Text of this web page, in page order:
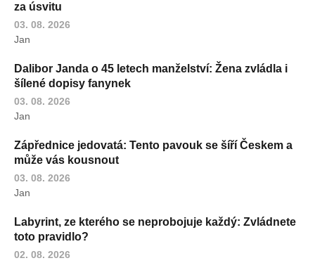
za úsvitu
03. 08. 2026
Jan
Dalibor Janda o 45 letech manželství: Žena zvládla i
šílené dopisy fanynek
03. 08. 2026
Jan
Zápřednice jedovatá: Tento pavouk se šíří Českem a
může vás kousnout
03. 08. 2026
Jan
Labyrint, ze kterého se neprobojuje každý: Zvládnete
toto pravidlo?
02. 08. 2026